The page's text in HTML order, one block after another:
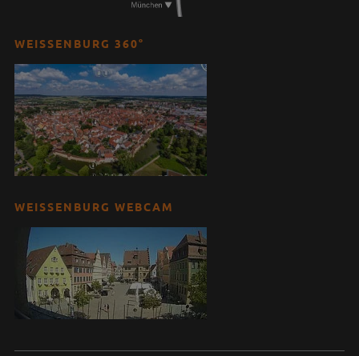
WEISSENBURG 360°
WEISSENBURG WEBCAM